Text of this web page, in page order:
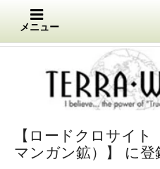
メニュー
【ロードクロサイ
マンガン鉱）】 に